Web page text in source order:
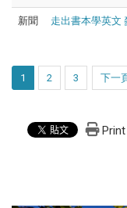
新聞 走出書本學英文
1 2 3 下一